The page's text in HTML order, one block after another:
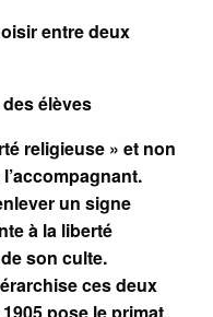
entre deux
élèves
religieuse » et non
un signe
à la liberté
son culte.
ces deux
pose le primat